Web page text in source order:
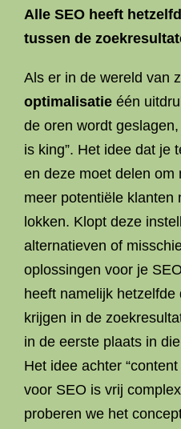
Alle SEO heeft
tussen de
Als er in de wereld van
optimalisatie één
de oren wordt
is king”. Het idee dat je
en deze moet delen om
meer potentiële klanten
lokken. Klopt deze
alternatieven of
oplossingen voor je
heeft namelijk
krijgen in de
in de eerste plaats in
Het idee achter
voor SEO is vrij
proberen we het